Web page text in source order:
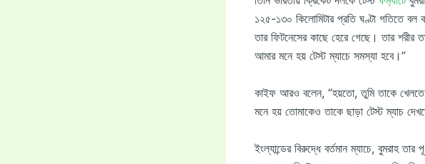
১২৫-১৩০ কিলোমিটার প্রতি ঘণ্টা গতিতে
তার ফিটনেসের কাছে হেরে গেছে। তার শরীর
আমার মনে হয় টেস্ট ম্যাচে সমস্যা হবে।”
কাইফ আরও বলেন, “হয়তো, তুমি তাকে
মনে হয় তোমাকেও তাকে ছাড়া টেস্ট ম্যাচ
ইংল্যান্ডের বিরুদ্ধে বর্তমান ম্যাচে, বুমরাহ